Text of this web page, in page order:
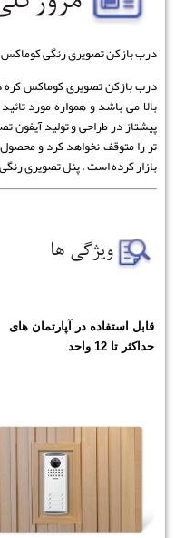
درب بازکن تصویری رنگی کوماکس DRC - 12AC2
درب بازکن تصویری کوماکس کره
بالا می باشد و همواره مورد
پیشتاز در طراحی و تولید آیفون
تر را متوقف نخواهد کرد و
بازار کرده است . پنل تصویری رنگی
قابل استفاده در آپارتمان های
حداکثر تا 12 واحد